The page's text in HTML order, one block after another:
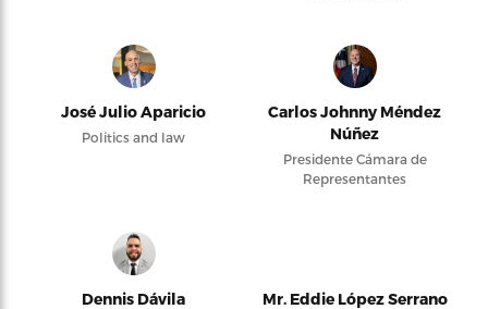
José Julio Aparicio
Politics and law
Carlos Johnny Méndez
Núñez
Presidente Cámara de
Representantes
Dennis Dávila Mr. Eddie López Serrano